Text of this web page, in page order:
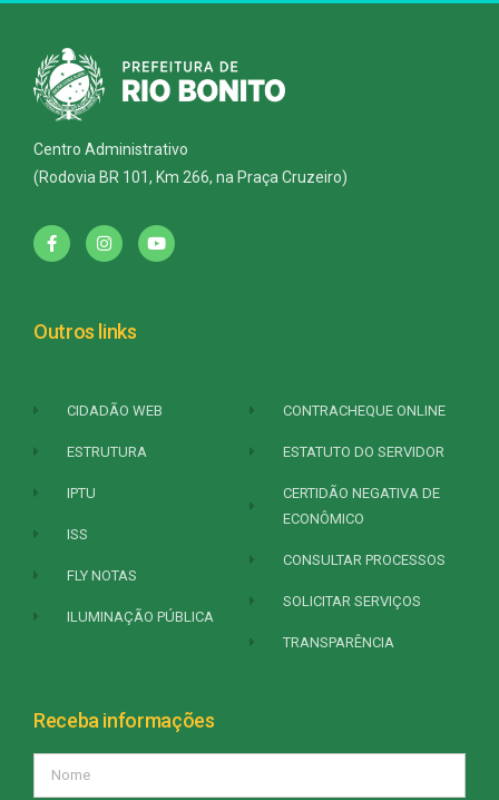
Centro Administrativo
(Rodovia BR 101, Km 266, na Praça Cruzeiro)
Outros links
CIDADÃO WEB
ESTRUTURA
IPTU
ISS
FLY NOTAS
ILUMINAÇÃO PÚBLICA
CONTRACHEQUE ONLINE
ESTATUTO DO SERVIDOR
CERTIDÃO NEGATIVA DE
ECONÔMICO
CONSULTAR PROCESSOS
SOLICITAR SERVIÇOS
TRANSPARÊNCIA
Receba informações